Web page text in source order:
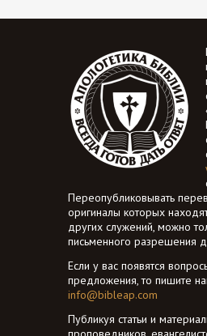
Переопубликовывать
оригиналы которых
других служений, можно
письменного разрешения
Если у вас появятся
предложения, то пишите
info@bibleap.com
Публикуя статьи и